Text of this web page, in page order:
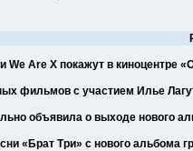
Are X покажут в киноцентре
фильмов с участием Илье
объявила о выходе нового
«Брат Три» с нового альбома